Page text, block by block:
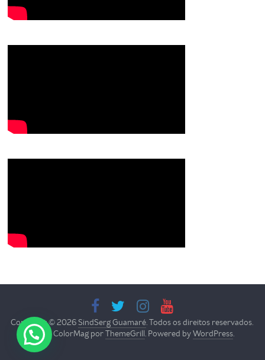
Copyright © 2026SindSerg Guamaré. Todos os direitos reservados.
Tema: ColorMag porThemeGrill. Powered byWordPress.